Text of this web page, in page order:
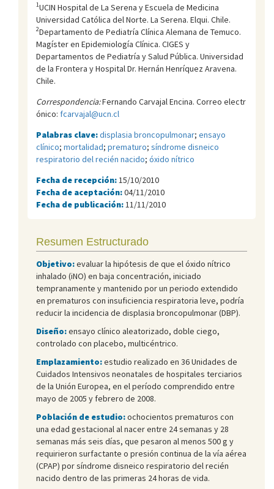
1UCIN Hospital de La Serena y Escuela de Medicina
Universidad Católica del Norte. La Serena. Elqui. Chile.
2Departamento de Pediatría Clínica Alemana de Temuco.
Magíster en Epidemiología Clínica. CIGES y
Departamentos de Pediatría y Salud Pública. Universidad
de la Frontera y Hospital Dr. Hernán Henríquez Aravena.
Chile.
Correspondencia:Fernando Carvajal Encina. Correo electr
ónico: fcarvajal@ucn.cl
Palabras clave:displasia broncopulmonar; ensayo
clínico; mortalidad; prematuro; síndrome disneico
respiratorio del recién nacido; óxido nítrico
Fecha de recepción: 15/10/2010
Fecha de aceptación:04/11/2010
Fecha de publicación: 11/11/2010
Resumen Estructurado
Objetivo:evaluar la hipótesis de que el óxido nítrico
inhalado (iNO) en baja concentración, iniciado
tempranamente y mantenido por un periodo extendido
en prematuros con insuficiencia respiratoria leve, podría
reducir la incidencia de displasia broncopulmonar (DBP).
Diseño:ensayo clínico aleatorizado, doble ciego,
controlado con placebo, multicéntrico.
Emplazamiento:estudio realizado en 36 Unidades de
Cuidados Intensivos neonatales de hospitales terciarios
de la Unión Europea, en el período comprendido entre
mayo de 2005 y febrero de 2008.
Población de estudio:ochocientos prematuros con
una edad gestacional al nacer entre 24 semanas y 28
semanas más seis días, que pesaron al menos 500 g y
requirieron surfactante o presión continua de la vía aérea
(CPAP) por síndrome disneico respiratorio del recién
nacido dentro de las primeras 24 horas de vida.